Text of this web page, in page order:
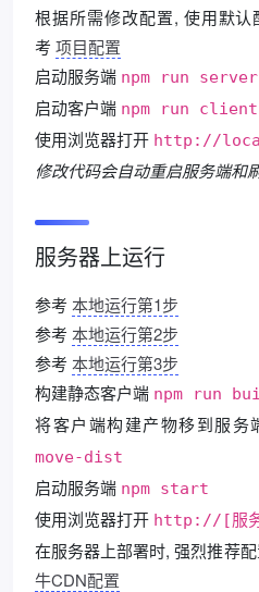
根据所需修改配置, 使用默
考 项目配置
启动服务端 npm run server
启动客户端 npm run client
使用浏览器打开 http://
修改代码会自动重启服务端和
服务器上运行
参考 本地运行第1步
参考 本地运行第2步
参考 本地运行第3步
构建静态客户端 npm run
将客户端构建产物移到服务
move-dist
启动服务端 npm start
使用浏览器打开 http://[服
在服务器上部署时, 强烈推荐
牛CDN配置